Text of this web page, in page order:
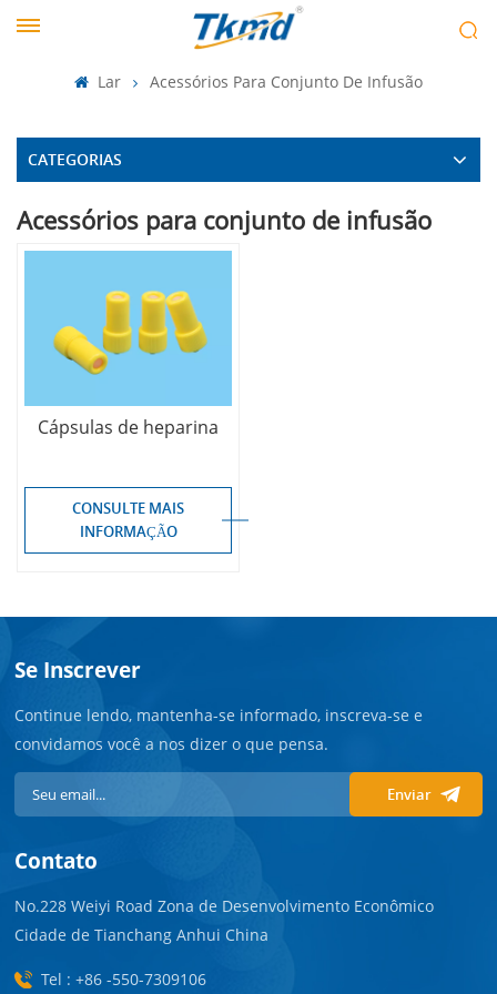
Lar Acessórios Para Conjunto De Infusão
CATEGORIAS
Acessórios para conjunto de infusão
Cápsulas de heparina
CONSULTE MAIS
INFORMAÇÃO
Se Inscrever
Continue lendo, mantenha-se informado, inscreva-se e
convidamos você a nos dizer o que pensa.
Enviar
Contato
No.228 Weiyi Road Zona de Desenvolvimento Econômico
Cidade de Tianchang Anhui China
Tel : +86 -550-7309106